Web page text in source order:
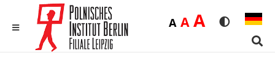
Rozmiar
ADomyślna
AŚrednia
ADużaWersja